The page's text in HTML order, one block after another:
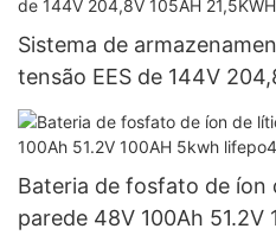
Sistema de
tensão EES de 144V
para UPS
Bateria de fosfato de íon
parede 48V 100Ah